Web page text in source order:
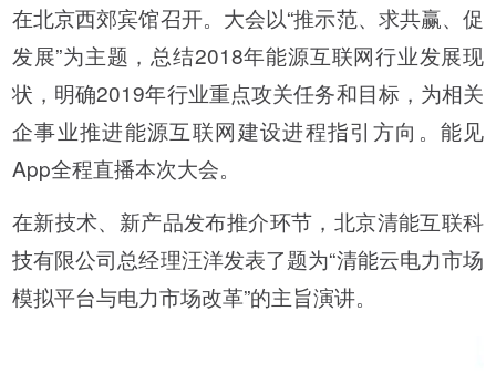
在北京西郊宾馆召开。大会以“推示范、求共赢、促
发展”为主题，总结2018年能源互联网行业发展现
状，明确2019年行业重点攻关任务和目标，为相关
企事业推进能源互联网建设进程指引方向。能见
App全程直播本次大会。
在新技术、新产品发布推介环节，北京清能互联科
技有限公司总经理汪洋发表了题为“清能云电力市场
模拟平台与电力市场改革”的主旨演讲。